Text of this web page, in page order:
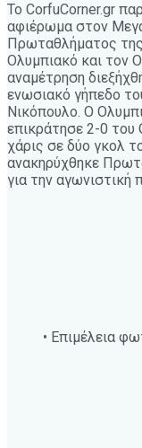
Το CorfuCorner.gr
αφιέρωμα στον
Πρωταθλήματος
Ολυμπιακό και τον
αναμέτρηση
ενωσιακό γήπεδο
Νικόπουλο. Ο
επικράτησε 2-0
χάρις σε δύο γκολ
ανακηρύχθηκε
για την αγωνιστική
• Επιμέλεια